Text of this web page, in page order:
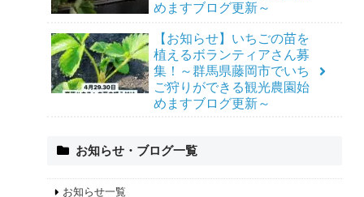
めますブログ更新～
【お知らせ】いちごの苗を
植えるボランティアさん募
集！～群馬県藤岡市でいち
ご狩りができる観光農園始
めますブログ更新～
お知らせ・ブログ一覧
お知らせ一覧